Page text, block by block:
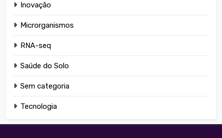
Inovação
Microrganismos
RNA-seq
Saúde do Solo
Sem categoria
Tecnologia